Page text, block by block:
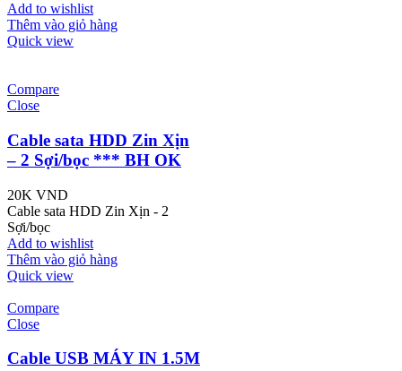
Add to wishlist
Thêm vào giỏ hàng
Quick view
Compare
Close
Cable sata HDD Zin Xịn
– 2 Sợi/bọc *** BH OK
20K VND
Cable sata HDD Zin Xịn - 2
Sợi/bọc
Add to wishlist
Thêm vào giỏ hàng
Quick view
Compare
Close
Cable USB MÁY IN 1.5M